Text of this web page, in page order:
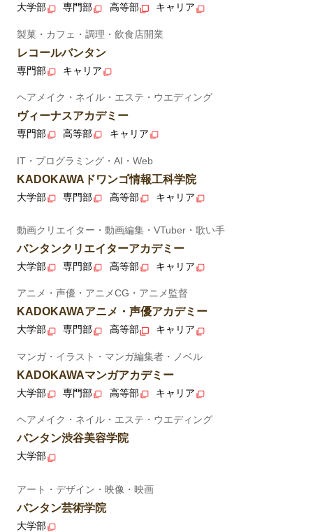
大学部 専門部 高等部 キャリア
製菓・カフェ・調理・飲食店開業
レコールバンタン
専門部 キャリア
ヘアメイク・ネイル・エステ・ウエディング
ヴィーナスアカデミー
専門部 高等部 キャリア
IT・プログラミング・AI・Web
KADOKAWAドワンゴ情報工科学院
大学部 専門部 高等部 キャリア
動画クリエイター・動画編集・VTuber・歌い手
バンタンクリエイターアカデミー
大学部 専門部 高等部 キャリア
アニメ・声優・アニメCG・アニメ監督
KADOKAWAアニメ・声優アカデミー
大学部 専門部 高等部 キャリア
マンガ・イラスト・マンガ編集者・ノベル
KADOKAWAマンガアカデミー
大学部 専門部 高等部 キャリア
ヘアメイク・ネイル・エステ・ウエディング
バンタン渋谷美容学院
大学部
アート・デザイン・映像・映画
バンタン芸術学院
大学部